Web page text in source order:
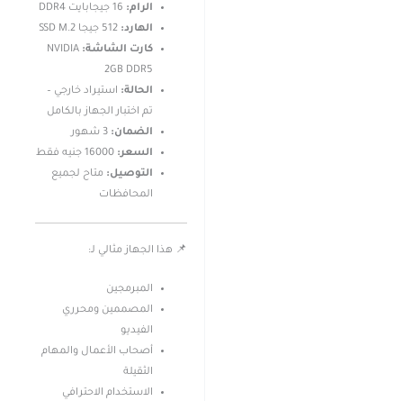
الرام:
الهارد: 512 جيجا SSD M.2
كارت الشاشة: NVIDIA
2GB DDR5
الحالة: استيراد خارجي –
تم اختبار الجهاز بالكامل
الضمان: 3 شهور
السعر: 16000 جنيه فقط
التوصيل: متاح لجميع
المحافظات
📌 هذا الجهاز مثالي لـ:
المبرمجين
المصممين ومحرري
الفيديو
أصحاب الأعمال والمهام
الثقيلة
الاستخدام الاحترافي